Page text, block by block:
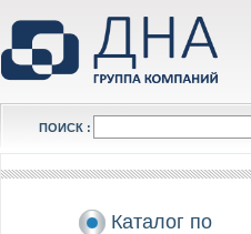
ПОИСК :
Каталог по